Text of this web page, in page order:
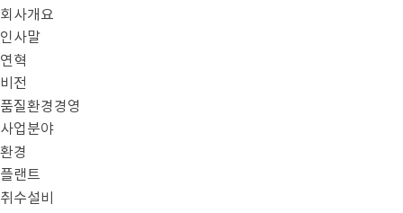
회사개요
인사말
연혁
비전
품질환경경영
사업분야
환경
플랜트
취수설비